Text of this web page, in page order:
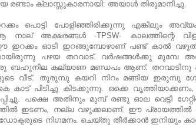
രണ്ടാം ക്ലാസ്സുകാരനായി: അയാള്‍ തിരുമാനിച്ചു.
പൊട്ടി പോളിഞ്ഞിരിക്കുന്നു എങ്കിലും
അക്ഷരങ്ങള്‍ -TPSW- കാലത്തിന്റെ
ഓടി ഇറങ്ങുമ്പോഴാണ് പണ്ട് കാല്‍ വഴുതി
പഴയ തറവാട്. വര്‍ഷങ്ങള്‍ക്കു മുമ്പേ
ബഹുനില കല്യാണ മണ്ഡപം ആണ്.
തറവാടിനു
വീട്. തുരുമ്പു കയറി നിറം മങ്ങിയ ഇരുമ്പു
കാട് പിടിച്ചു കിടക്കുന്നു. ഒക്കെ വൃത്തിയാക്കണം,
പക്ഷെ അതിനും മുമ്പ്‌ രണ്ടു ഓല വെട്ടി
ഇടണം, നല്ല വഴുക്കലാണ്. ഈ പ്രായത്തില്‍
നിഗമനം. ചെയ്തു തീര്‍ക്കാന്‍ ഇനിയും